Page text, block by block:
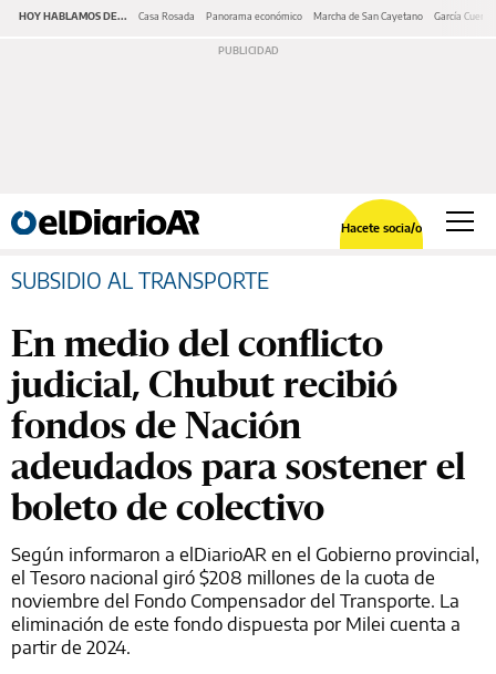
HOY HABLAMOS DE... Casa Rosada Panorama económico Marcha de San Cayetano García Cuerva
Hacete socia/o
SUBSIDIO AL TRANSPORTE
En medio del conflicto
judicial, Chubut recibió
fondos de Nación
adeudados para sostener el
boleto de colectivo
Según informaron a elDiarioAR en el Gobierno provincial,
el Tesoro nacional giró $208 millones de la cuota de
noviembre del Fondo Compensador del Transporte. La
eliminación de este fondo dispuesta por Milei cuenta a
partir de 2024.